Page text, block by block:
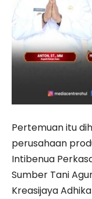
Pertemuan itu
perusahaan
Intibenua
Sumber Tani
Kreasijaya